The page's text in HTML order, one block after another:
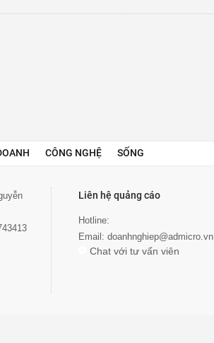
CÔNG NGHỆ SỐNG
Liên hệ quảng cáo
Hotline:
Email: doanhnghiep@admicro.vn
Chat với tư vấn viên